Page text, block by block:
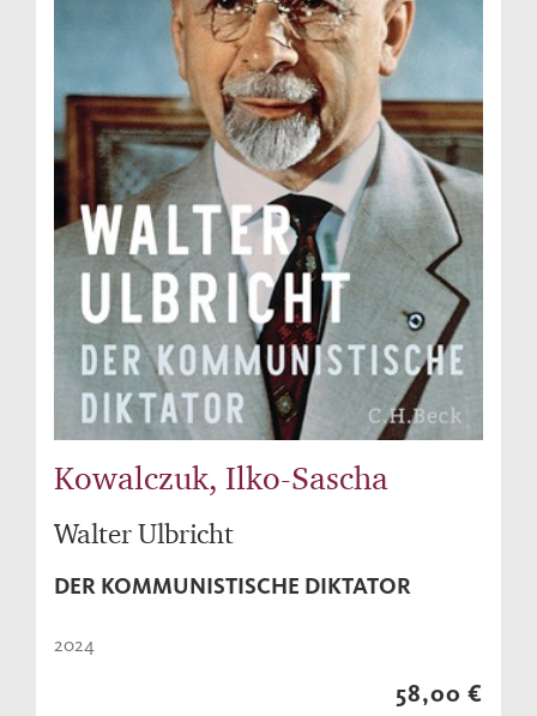
Kowalczuk, Ilko-Sascha
Walter Ulbricht
DER KOMMUNISTISCHE DIKTATOR
2024
58,00 €